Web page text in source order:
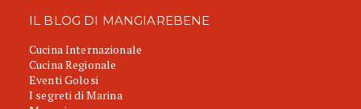
IL BLOG DI MANGIAREBENE
Cucina Internazionale
Cucina Regionale
Eventi Golosi
I segreti di Marina